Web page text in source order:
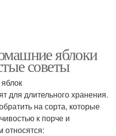
яблоки
советы
для длительного хранения.
на сорта, которые
к порче и